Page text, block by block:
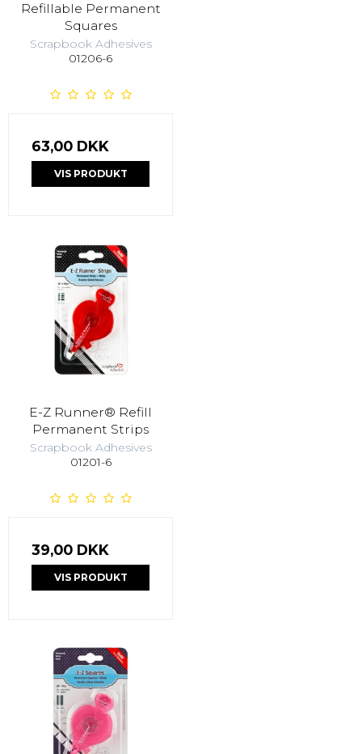
Refillable Permanent
Squares
Scrapbook Adhesives
01206-6
63,00 DKK
VIS PRODUKT
E-Z Runner® Refill
Permanent Strips
Scrapbook Adhesives
01201-6
39,00 DKK
VIS PRODUKT